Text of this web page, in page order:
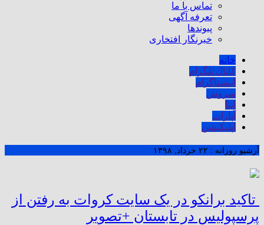
تماس با ما
تعرفه آگهی
پیوندها
خبرنگار افتخاری
خانه
کانال تلگرام
اینستاگرام
سروش
ایتا
آپارات
اپلیکیشن
آرشیو روزانه : ۲۲ خرداد, ۱۳۹۸
تاکید برانکو در یک سایت کروات به رفتن از
پرسپولیس در تابستان +تصویر